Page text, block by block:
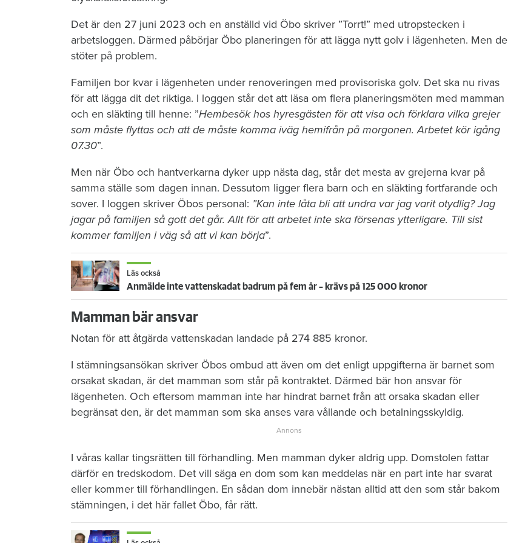
Det är den 27 juni 2023 och en anställd vid Öbo skriver ”Torrt!” med utropstecken i
arbetsloggen. Därmed påbörjar Öbo planeringen för att lägga nytt golv i lägenheten. Men de
stöter på problem.
Familjen bor kvar i lägenheten under renoveringen med provisoriska golv. Det ska nu rivas
för att lägga dit det riktiga. I loggen står det att läsa om flera planeringsmöten med mamman
och en släkting till henne: ”Hembesök hos hyresgästen för att visa och förklara vilka grejer
som måste flyttas och att de måste komma iväg hemifrån på morgonen. Arbetet kör igång
07.30”.
Men när Öbo och hantverkarna dyker upp nästa dag, står det mesta av grejerna kvar på
samma ställe som dagen innan. Dessutom ligger flera barn och en släkting fortfarande och
sover. I loggen skriver Öbos personal: ”Kan inte låta bli att undra var jag varit otydlig? Jag
jagar på familjen så gott det går. Allt för att arbetet inte ska försenas ytterligare. Till sist
kommer familjen i väg så att vi kan börja”.
Läs också
Anmälde inte vattenskadat badrum på fem år – krävs på 125 000 kronor
Mamman bär ansvar
Notan för att åtgärda vattenskadan landade på 274 885 kronor.
I stämningsansökan skriver Öbos ombud att även om det enligt uppgifterna är barnet som
orsakat skadan, är det mamman som står på kontraktet. Därmed bär hon ansvar för
lägenheten. Och eftersom mamman inte har hindrat barnet från att orsaka skadan eller
begränsat den, är det mamman som ska anses vara vållande och betalningsskyldig.
I våras kallar tingsrätten till förhandling. Men mamman dyker aldrig upp. Domstolen fattar
därför en tredskodom. Det vill säga en dom som kan meddelas när en part inte har svarat
eller kommer till förhandlingen. En sådan dom innebär nästan alltid att den som står bakom
stämningen, i det här fallet Öbo, får rätt.